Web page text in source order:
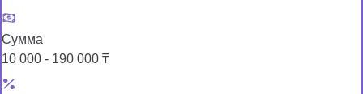
Сумма
10 000 - 190 000 ₸